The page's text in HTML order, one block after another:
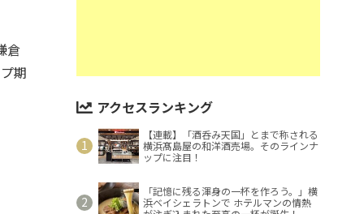
倉
期
アクセスランキング
【連載】「酒呑み天国」とまで称される
横浜髙島屋の和洋酒売場。そのラインナ
ップに注目！
「記憶に残る渾身の一杯を作ろう。」横
浜ベイシェラトンで ホテルマンの情熱